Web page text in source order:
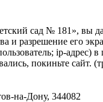
сад № 181», вы
и разрешение его
ip-адрес)
покиньте сайт.
на-Дону, 344082